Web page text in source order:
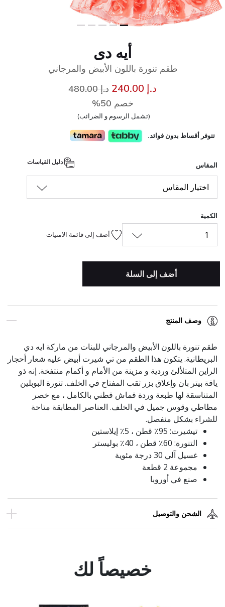
أيه دى
طقم تنورة باللون الأبيض والمرجاني
د.إ 240.00 سعر مخفض مند.إ 480.00
خصم 50%
(تشمل الرسوم و الضرائب)
تتوفر أقساط بدون فوائد.
المقاس
اختيار المقاس
الكمية
1 أضف إلى قائمة الامنيات
أضف إلى السلة
وصف المنتج
طقم تنورة باللون الأبيض والمرجاني للبنات من ماركة ايه دي
البريطانية. يتكون هذا الطقم من تي شيرت أبيض عليه شعار أحجار
الراين المتلألئ وردية و مزينة من الأمام و أكمام منتفخة. إنه ذو
ياقة بيتر بان وإغلاق بزر ثقب المفتاح في الخلف. تنورة البوبلين
المتناسقة لها طبعة وردة قماش قطني بالكامل ، مع خصر
مطاطي وقوس جميل في الخلف. العناصر المطابقة متاحة
للشراء بشكل منفصل.
تيشيرت: 95٪ قطن ، 5٪ إيلاستين
التنورة: 60٪ قطن ، 40٪ بوليستر
غسيل آلي 30 درجة مئوية
مجموعة 2 قطعة
صنع في أوروبا
الشحن والتوصيل
خصيصاً لك